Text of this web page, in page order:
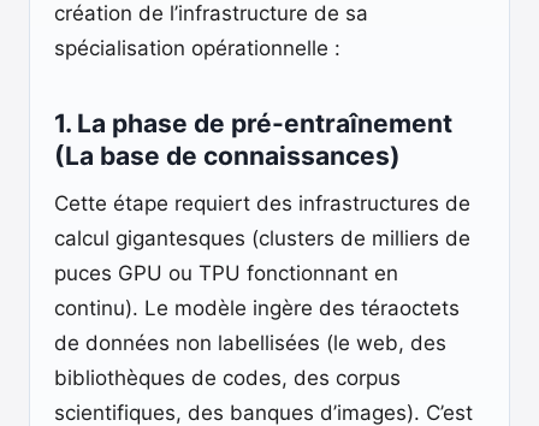
création de l’infrastructure de sa
spécialisation opérationnelle :
1. La phase de pré-entraînement
(La base de connaissances)
Cette étape requiert des infrastructures de
calcul gigantesques (clusters de milliers de
puces GPU ou TPU fonctionnant en
continu). Le modèle ingère des téraoctets
de données non labellisées (le web, des
bibliothèques de codes, des corpus
scientifiques, des banques d’images). C’est